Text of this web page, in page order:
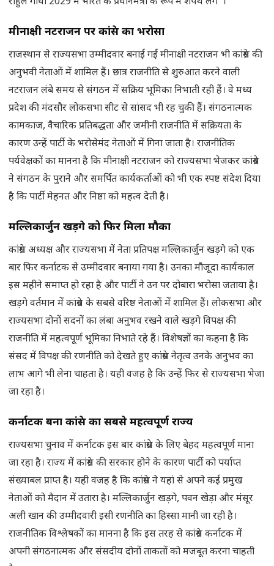
मीनाक्षी नटराजन पर कांग्रेस का भरोसा
राजस्थान से राज्यसभा उम्मीदवार बनाई गईं मीनाक्षी नटराजन भी कांग्रेस की
अनुभवी नेताओं में शामिल हैं। छात्र राजनीति से शुरुआत करने वाली
नटराजन लंबे समय से संगठन में सक्रिय भूमिका निभाती रही हैं। वे मध्य
प्रदेश की मंदसौर लोकसभा सीट से सांसद भी रह चुकी हैं। संगठनात्मक
कामकाज, वैचारिक प्रतिबद्धता और जमीनी राजनीति में सक्रियता के
कारण उन्हें पार्टी के भरोसेमंद नेताओं में गिना जाता है। राजनीतिक
पर्यवेक्षकों का मानना है कि मीनाक्षी नटराजन को राज्यसभा भेजकर कांग्रेस
ने संगठन के पुराने और समर्पित कार्यकर्ताओं को भी एक स्पष्ट संदेश दिया
है कि पार्टी मेहनत और निष्ठा को महत्व देती है।
मल्लिकार्जुन खड़गे को फिर मिला मौका
कांग्रेस अध्यक्ष और राज्यसभा में नेता प्रतिपक्ष मल्लिकार्जुन खड़गे को एक
बार फिर कर्नाटक से उम्मीदवार बनाया गया है। उनका मौजूदा कार्यकाल
इस महीने समाप्त हो रहा है और पार्टी ने उन पर दोबारा भरोसा जताया है।
खड़गे वर्तमान में कांग्रेस के सबसे वरिष्ठ नेताओं में शामिल हैं। लोकसभा और
राज्यसभा दोनों सदनों का लंबा अनुभव रखने वाले खड़गे विपक्ष की
राजनीति में महत्वपूर्ण भूमिका निभाते रहे हैं। विशेषज्ञों का कहना है कि
संसद में विपक्ष की रणनीति को देखते हुए कांग्रेस नेतृत्व उनके अनुभव का
लाभ आगे भी लेना चाहता है। यही वजह है कि उन्हें फिर से राज्यसभा भेजा
जा रहा है।
कर्नाटक बना कांग्रेस का सबसे महत्वपूर्ण राज्य
राज्यसभा चुनाव में कर्नाटक इस बार कांग्रेस के लिए बेहद महत्वपूर्ण माना
जा रहा है। राज्य में कांग्रेस की सरकार होने के कारण पार्टी को पर्याप्त
संख्याबल प्राप्त है। यही वजह है कि कांग्रेस ने यहां से अपने कई प्रमुख
नेताओं को मैदान में उतारा है। मल्लिकार्जुन खड़गे, पवन खेड़ा और मंसूर
अली खान की उम्मीदवारी इसी रणनीति का हिस्सा मानी जा रही है।
राजनीतिक विश्लेषकों का मानना है कि इस तरह से कांग्रेस कर्नाटक में
अपनी संगठनात्मक और संसदीय दोनों ताकतों को मजबूत करना चाहती